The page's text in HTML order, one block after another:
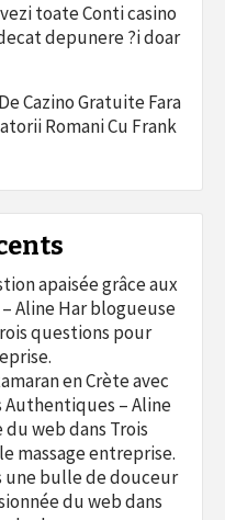
toate Conti casino
depunere ?i doar
Cazino Gratuite Fara
Romani Cu Frank
apaisée grâce aux
Aline Har blogueuse
questions pour
en Crète avec
Authentiques – Aline
du webdans Trois
massage entreprise.
une bulle de douceur
du webdans